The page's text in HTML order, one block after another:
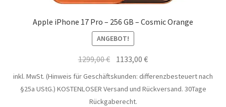
Apple iPhone 17 Pro – 256 GB – Cosmic Orange
ANGEBOT!
1299,00€ Ursprünglicher
Preis
1299,00 €
1133,00€Aktueller
Preis
ist:
inkl. MwSt. (Hinweis für Geschäftskunden: differenzbesteuert nach
§25a UStG.) KOSTENLOSER Versand und Rückversand. 30Tage
Rückgaberecht.